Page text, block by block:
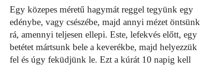
Egy közepes méretű hagymát reggel tegyünk egy
edénybe, vagy csészébe, majd annyi mézet öntsünk
rá, amennyi teljesen ellepi. Este, lefekvés előtt, egy
betétet mártsunk bele a keverékbe, majd helyezzük
fel és úgy feküdjünk le. Ezt a kúrát 10 napig kell